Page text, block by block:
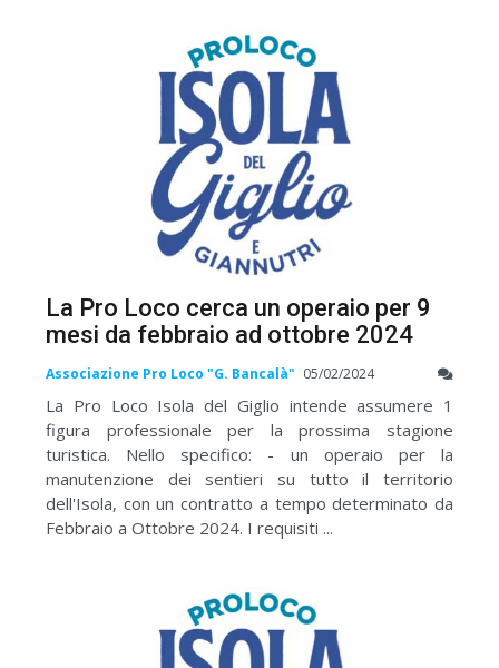
La Pro Loco cerca un operaio per 9
mesi da febbraio ad ottobre 2024
Associazione Pro Loco "G. Bancalà" 05/02/2024
La Pro Loco Isola del Giglio intende assumere 1
figura professionale per la prossima stagione
turistica. Nello specifico: - un operaio per la
manutenzione dei sentieri su tutto il territorio
dell'Isola, con un contratto a tempo determinato da
Febbraio a Ottobre 2024. I requisiti ...